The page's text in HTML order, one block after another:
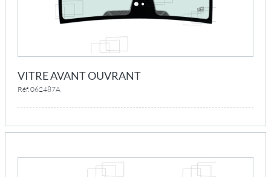
VITRE AVANT OUVRANT
Réf. 062487A